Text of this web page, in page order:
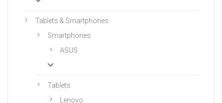
Tablets & Smartphones
Smartphones
ASUS
Tablets
Lenovo